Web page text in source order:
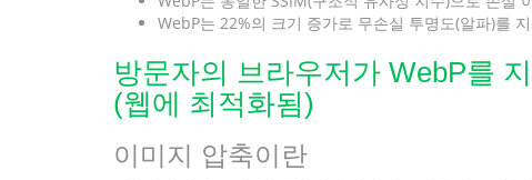
WebP는 22%의 크기 증가로 무손실 투명도(알파)를
방문자의 브라우저가 WebP를
(웹에 최적화됨)
이미지 압축이란